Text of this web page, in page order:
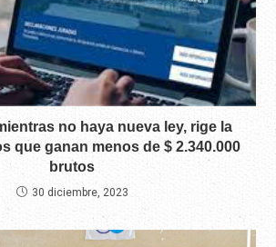
no haya nueva ley, rige la
que ganan menos de $ 2.340.000
brutos
30 diciembre, 2023